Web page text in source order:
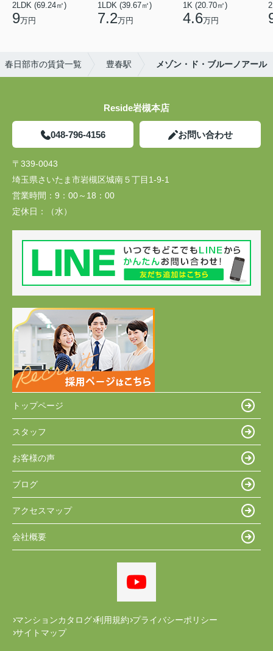
2LDK (69.24㎡)
9万円
1LDK (39.67㎡)
7.2万円
1K (20.70㎡)
4.6万円
春日部市の賃貸一覧 豊春駅 メゾン・ド・ブルーノアール
Reside岩槻本店
048-796-4156 お問い合わせ
〒339-0043
埼玉県さいたま市岩槻区城南５丁目1-9-1
営業時間： 9：00～18：00
定休日：
（水）
トップページ
スタッフ
お客様の声
ブログ
アクセスマップ
会社概要
マンションカタログ 利用規約 プライバシーポリシー
サイトマップ